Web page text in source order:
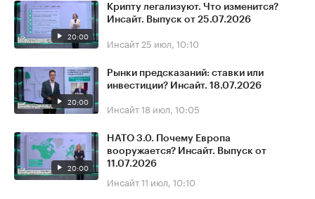
20:00
Крипту легализуют. Что изменится?
Инсайт. Выпуск от 25.07.2026
Инсайт 25 июл, 10:10
20:00
Рынки предсказаний: ставки или
инвестиции? Инсайт. 18.07.2026
Инсайт18 июл, 10:05
20:00
НАТО 3.0. Почему Европа
вооружается? Инсайт. Выпуск от
11.07.2026
Инсайт11 июл, 10:10